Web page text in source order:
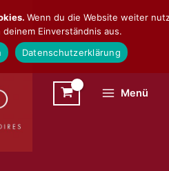
Menü
Wenn du die Website weiter
Einverständnis aus.
Datenschutzerklärung